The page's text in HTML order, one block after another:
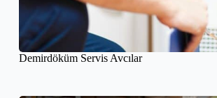
Demirdöküm Servis Avcılar